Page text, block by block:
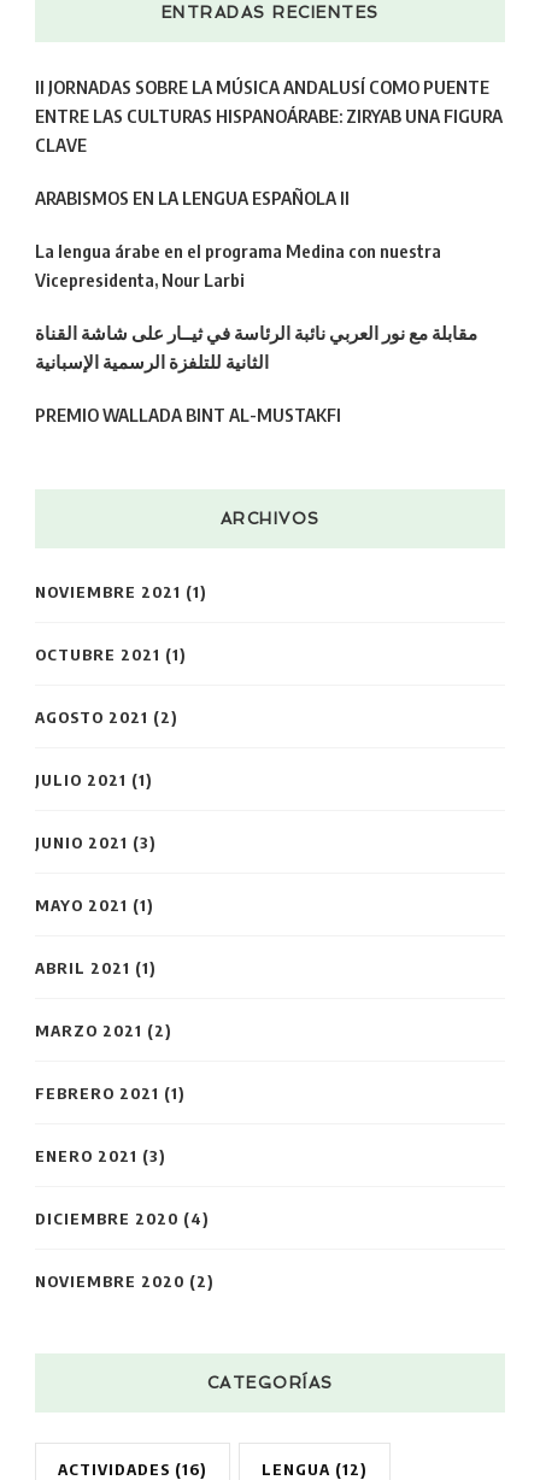
ENTRADAS RECIENTES
II JORNADAS SOBRE LA MÚSICA ANDALUSÍ COMO PUENTE
ENTRE LAS CULTURAS HISPANOÁRABE: ZIRYAB UNA FIGURA
CLAVE
ARABISMOS EN LA LENGUA ESPAÑOLA II
La lengua árabe en el programa Medina con nuestra
Vicepresidenta, Nour Larbi
مقابلة مع نور العربي نائبة الرئاسة في ثيــار على شاشة القناة
الثانية للتلفزة الرسمية الإسبانية
PREMIO WALLADA BINT AL-MUSTAKFI
ARCHIVOS
NOVIEMBRE 2021 (1)
OCTUBRE 2021 (1)
AGOSTO 2021 (2)
JULIO 2021 (1)
JUNIO 2021 (3)
MAYO 2021 (1)
ABRIL 2021 (1)
MARZO 2021 (2)
FEBRERO 2021 (1)
ENERO 2021 (3)
DICIEMBRE 2020 (4)
NOVIEMBRE 2020 (2)
CATEGORÍAS
ACTIVIDADES (16) LENGUA (12)